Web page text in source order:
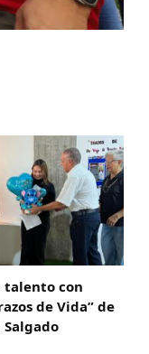
talento con
de Vida” de